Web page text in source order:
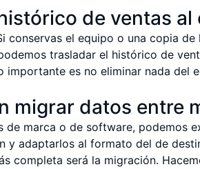
de ventas al
conservas el equipo o una copia
trasladar el histórico de
importante es no eliminar nada del
migrar datos entre
de marca o de software, podemos
y adaptarlos al formato del de
completa será la migración.